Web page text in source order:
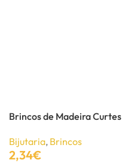
Brincos de Madeira Curtes
Bijutaria, Brincos
2,34€